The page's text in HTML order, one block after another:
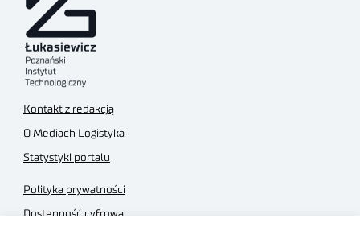
Kontakt z redakcją
O Mediach Logistyka
Statystyki portalu
Polityka prywatności
Dostępność cyfrowa